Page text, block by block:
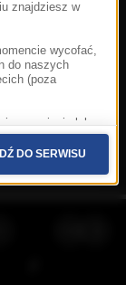
Muzyka
sp. k.
znajdziesz w
wycofać,
do naszych
(poza
usunięcia lub
skargi do
prywatności
znajdują się w
DO SERWISU